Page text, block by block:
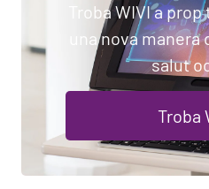
Troba WIVI a
una nova
salut
Troba